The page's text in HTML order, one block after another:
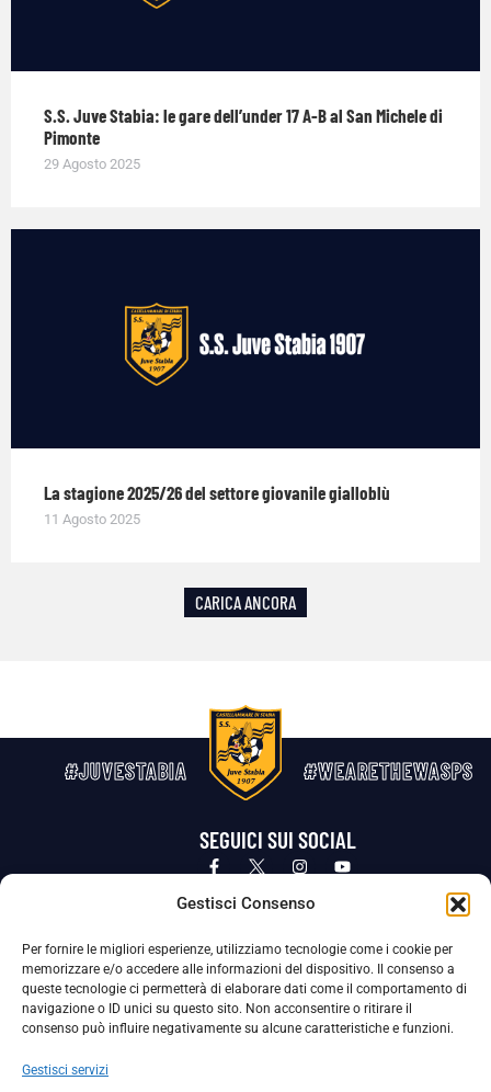
Gestisci Consenso
Per fornire le migliori esperienze, utilizziamo tecnologie come i cookie per
memorizzare e/o accedere alle informazioni del dispositivo. Il consenso a
queste tecnologie ci permetterà di elaborare dati come il comportamento di
navigazione o ID unici su questo sito. Non acconsentire o ritirare il
consenso può influire negativamente su alcune caratteristiche e funzioni.
Gestisci servizi
S.S. Juve Stabia: le gare dell’under 17 A-B al San Michele di
Pimonte
29 Agosto 2025
La stagione 2025/26 del settore giovanile gialloblù
11 Agosto 2025
CARICA ANCORA
#JUVESTABIA #WEARETHEWASPS
SEGUICI SUI SOCIAL
Privacy Policy Cookie Policy
La Società ha nominato il Responsabile della Protezione dei Dati Personali (DPO), figura specializzata che vigila sulle modalità
adottate dalla nostra Società per tutelare i Suoi dati personali.
Per contattare il DPO può scrivere a